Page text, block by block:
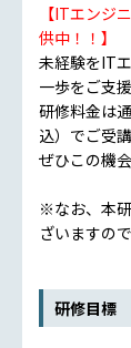
【ITエンジ
供中！！】
未経験をIT
一歩をご支
研修料金は
込）でご受
ぜひこの機
※なお、本
ざいますの
研修目標